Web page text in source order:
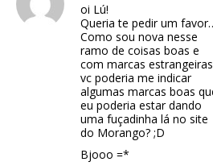
oi Lú!
Queria te pedir um
Como sou nova nesse
ramo de coisas boas e
com marcas
vc poderia me indicar
algumas marcas boas
eu poderia estar dando
uma fuçadinha lá no site
do Morango? ;D
Bjooo =*